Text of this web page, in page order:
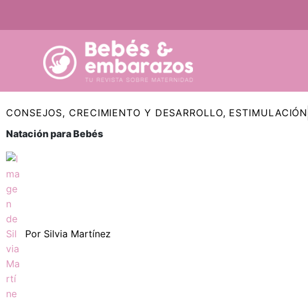
CONSEJOS, CRECIMIENTO Y DESARROLLO, ESTIMULACIÓN
Natación para Bebés
Por Silvia Martínez